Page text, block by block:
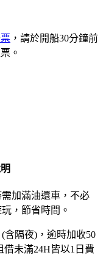
，請於開船30分鐘前
。
加滿油還車，不必
，節省時間。
(含隔夜)，逾時加收50
未滿24H皆以1日費